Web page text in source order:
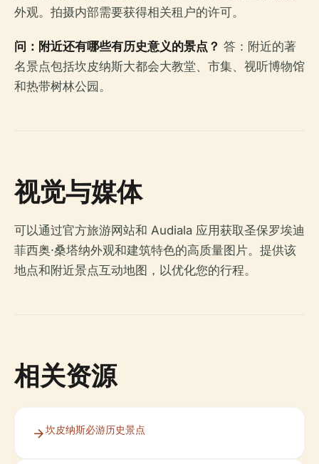
外观。拍摄内部需要获得相关租户的许可。
问：附近还有哪些有历史意义的景点？ 答：附近的著
名景点包括坎皮纳斯大都会大教堂、市集、视听博物馆
和热带树林公园。
视觉与媒体
可以通过官方旅游网站和 Audiala 应用获取圣保罗埃迪
菲西奥·桑塔纳外观和建筑特色的高质量图片。提供该
地点和附近景点互动地图，以优化您的行程。
相关资源
坎皮纳斯必游历史景点